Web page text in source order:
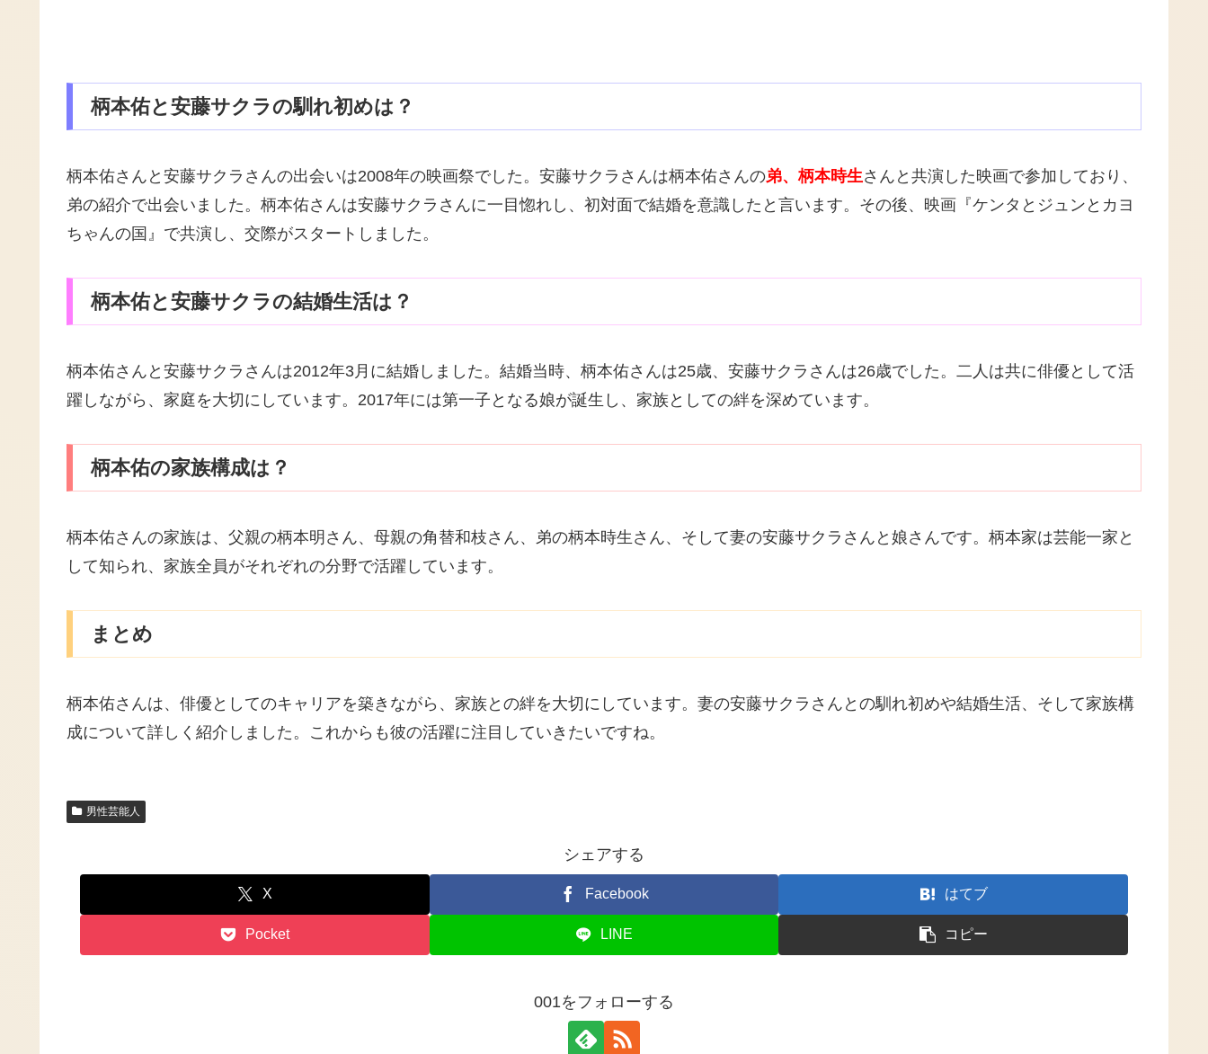
柄本佑と安藤サクラの馴れ初めは？
柄本佑さんと安藤サクラさんの出会いは2008年の映画祭でした。安藤サクラさんは柄本佑さんの弟、柄本時生さんと共演した映画で参加しており、
弟の紹介で出会いました。柄本佑さんは安藤サクラさんに一目惚れし、初対面で結婚を意識したと言います。その後、映画『ケンタとジュンとカヨ
ちゃんの国』で共演し、交際がスタートしました。
柄本佑と安藤サクラの結婚生活は？
柄本佑さんと安藤サクラさんは2012年3月に結婚しました。結婚当時、柄本佑さんは25歳、安藤サクラさんは26歳でした。二人は共に俳優として活
躍しながら、家庭を大切にしています。2017年には第一子となる娘が誕生し、家族としての絆を深めています。
柄本佑の家族構成は？
柄本佑さんの家族は、父親の柄本明さん、母親の角替和枝さん、弟の柄本時生さん、そして妻の安藤サクラさんと娘さんです。柄本家は芸能一家と
して知られ、家族全員がそれぞれの分野で活躍しています。
まとめ
柄本佑さんは、俳優としてのキャリアを築きながら、家族との絆を大切にしています。妻の安藤サクラさんとの馴れ初めや結婚生活、そして家族構
成について詳しく紹介しました。これからも彼の活躍に注目していきたいですね。
男性芸能人
シェアする
X Facebook はてブ
Pocket LINE コピー
001をフォローする